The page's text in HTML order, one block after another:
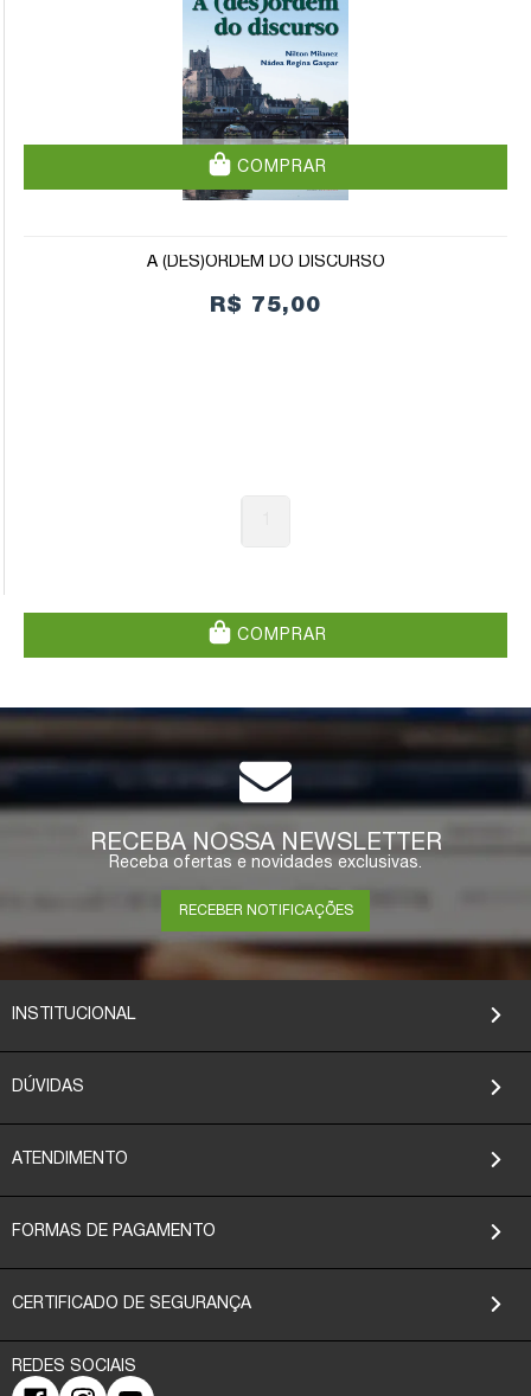
COMPRAR
A (DES)ORDEM DO DISCURSO
R$ 75,00
COMPRAR
RECEBA NOSSA NEWSLETTER
Receba ofertas e novidades exclusivas.
RECEBER NOTIFICAÇÕES
INSTITUCIONAL
DÚVIDAS
ATENDIMENTO
FORMAS DE PAGAMENTO
CERTIFICADO DE SEGURANÇA